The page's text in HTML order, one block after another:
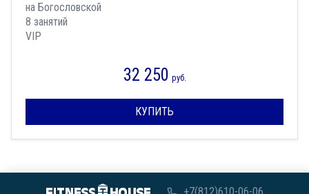
на Богословской
8 занятий
VIP
32 250 руб.
КУПИТЬ